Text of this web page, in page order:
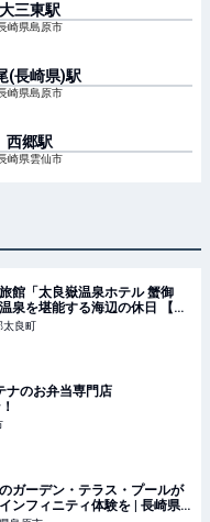
大三東駅
崎県島原市
(長崎県)駅
崎県島原市
西郷駅
崎県雲仙市
館「太良嶽温泉ホテル 蟹御
泉を堪能する海辺の休日 【楽
太良町
ナのお弁当専門店
ガーデン・テラス・プールが
ンフィニティ体験を | 長崎県 |